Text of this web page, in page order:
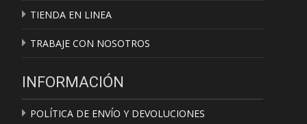
TIENDA EN LINEA
TRABAJE CON NOSOTROS
INFORMACIÓN
POLÍTICA DE ENVÍO Y DEVOLUCIONES